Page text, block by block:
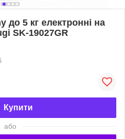
до 5 кг електронні на
SK-19027GR
Купити
або